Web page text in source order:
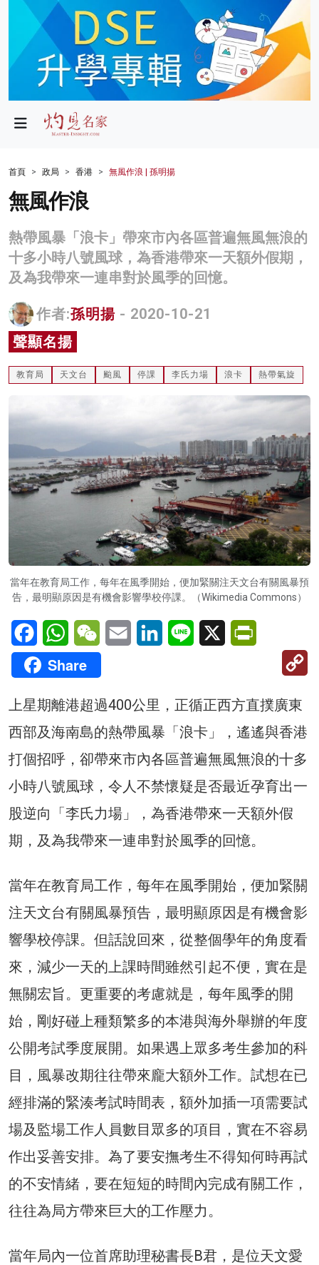
政局
財經
生活
商業
科技
影片
名家榜
灼見活動
首頁 政局 香港 無風作浪 | 孫明揚
無風作浪
熱帶風暴「浪卡」帶來市內各區普遍無風無浪的
十多小時八號風球，為香港帶來一天額外假期，
及為我帶來一連串對於風季的回憶。
作者:孫明揚 - 2020-10-21
聲顯名揚
教育局 天文台 颱風 停課 李氏力場 浪卡 熱帶氣旋
當年在教育局工作，每年在風季開始，便加緊關注天文台有關風暴預
告，最明顯原因是有機會影響學校停課。（Wikimedia Commons）
FacebookWhatsAppWeChatEmail LinkedInLine X
Share
上星期離港超過400公里，正循正西方直撲廣東
西部及海南島的熱帶風暴「浪卡」，遙遙與香港
打個招呼，卻帶來市內各區普遍無風無浪的十多
小時八號風球，令人不禁懷疑是否最近孕育出一
股逆向「李氏力場」，為香港帶來一天額外假
期，及為我帶來一連串對於風季的回憶。
當年在教育局工作，每年在風季開始，便加緊關
注天文台有關風暴預告，最明顯原因是有機會影
響學校停課。但話說回來，從整個學年的角度看
來，減少一天的上課時間雖然引起不便，實在是
無關宏旨。更重要的考慮就是，每年風季的開
始，剛好碰上種類繁多的本港與海外舉辦的年度
公開考試季度展開。如果遇上眾多考生參加的科
目，風暴改期往往帶來龐大額外工作。試想在已
經排滿的緊湊考試時間表，額外加插一項需要試
場及監場工作人員數目眾多的項目，實在不容易
作出妥善安排。為了要安撫考生不得知何時再試
的不安情緒，要在短短的時間內完成有關工作，
往往為局方帶來巨大的工作壓力。
當年局內一位首席助理秘書長B君，是位天文愛